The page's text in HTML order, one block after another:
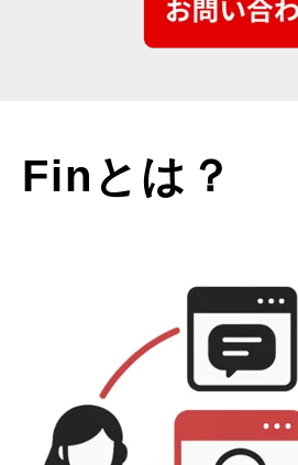
Finとは？